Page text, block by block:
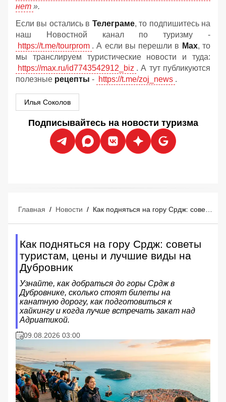
нет ».
Если вы остались в Телеграме, то подпишитесь на
наш Новостной канал по туризму -
https://t.me/tourprom . А если вы перешли в Мах, то
мы транслируем туристические новости и туда:
https://max.ru/id7743542912_biz . А тут публикуются
полезные рецепты - https://t.me/zoj_news .
Илья Соколов
Подписывайтесь на новости туризма
Главная / Новости /
Как подняться на гору Срдж: советы
туристам, цены и лучшие виды на
Дубровник
Узнайте, как добраться до горы Срдж в
Дубровнике, сколько стоят билеты на
канатную дорогу, как подготовиться к
хайкингу и когда лучше встречать закат над
Адриатикой.
09.08.2026 03:00